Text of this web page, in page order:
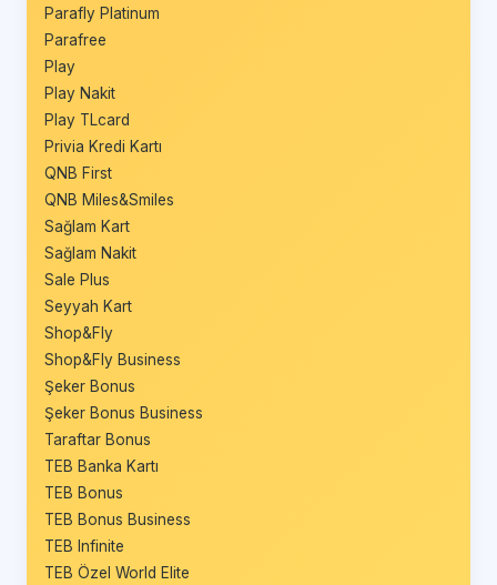
Parafly Platinum
Parafree
Play
Play Nakit
Play TLcard
Privia Kredi Kartı
QNB First
QNB Miles&Smiles
Sağlam Kart
Sağlam Nakit
Sale Plus
Seyyah Kart
Shop&Fly
Shop&Fly Business
Şeker Bonus
Şeker Bonus Business
Taraftar Bonus
TEB Banka Kartı
TEB Bonus
TEB Bonus Business
TEB Infinite
TEB Özel World Elite